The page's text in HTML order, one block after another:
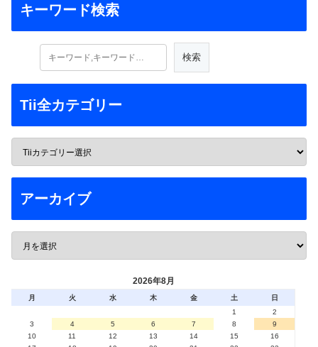
キーワード検索
Tii全カテゴリー
アーカイブ
2026年8月
月 火 水 木 金 土
日
1
2
3
4 5 6 7 8
9
10
11 12 13 14 15
16